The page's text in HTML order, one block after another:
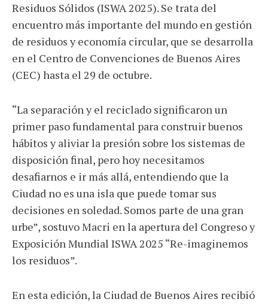
Residuos Sólidos (ISWA 2025). Se trata del
encuentro más importante del mundo en gestión
de residuos y economía circular, que se desarrolla
en el Centro de Convenciones de Buenos Aires
(CEC) hasta el 29 de octubre.
“La separación y el reciclado significaron un
primer paso fundamental para construir buenos
hábitos y aliviar la presión sobre los sistemas de
disposición final, pero hoy necesitamos
desafiarnos e ir más allá, entendiendo que la
Ciudad no es una isla que puede tomar sus
decisiones en soledad. Somos parte de una gran
urbe”, sostuvo Macri en la apertura del Congreso y
Exposición Mundial ISWA 2025 “Re-imaginemos
los residuos”.
En esta edición, la Ciudad de Buenos Aires recibió